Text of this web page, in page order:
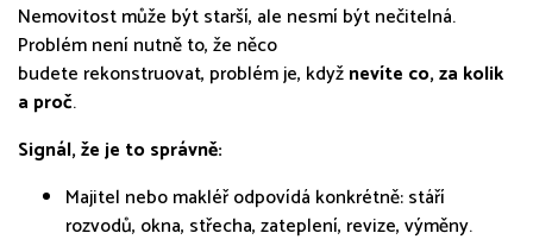
Nemovitost může být starší, ale nesmí být nečitelná.
Problém není nutně to, že něco
budete rekonstruovat, problém je, kdyžnevíte co, za kolik
a proč.
Signál, že je to správně:
Majitel nebo makléř odpovídá konkrétně: stáří
rozvodů, okna, střecha, zateplení, revize, výměny.